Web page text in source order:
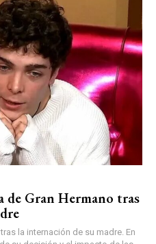
de Gran Hermano tras
la internación de su madre. En